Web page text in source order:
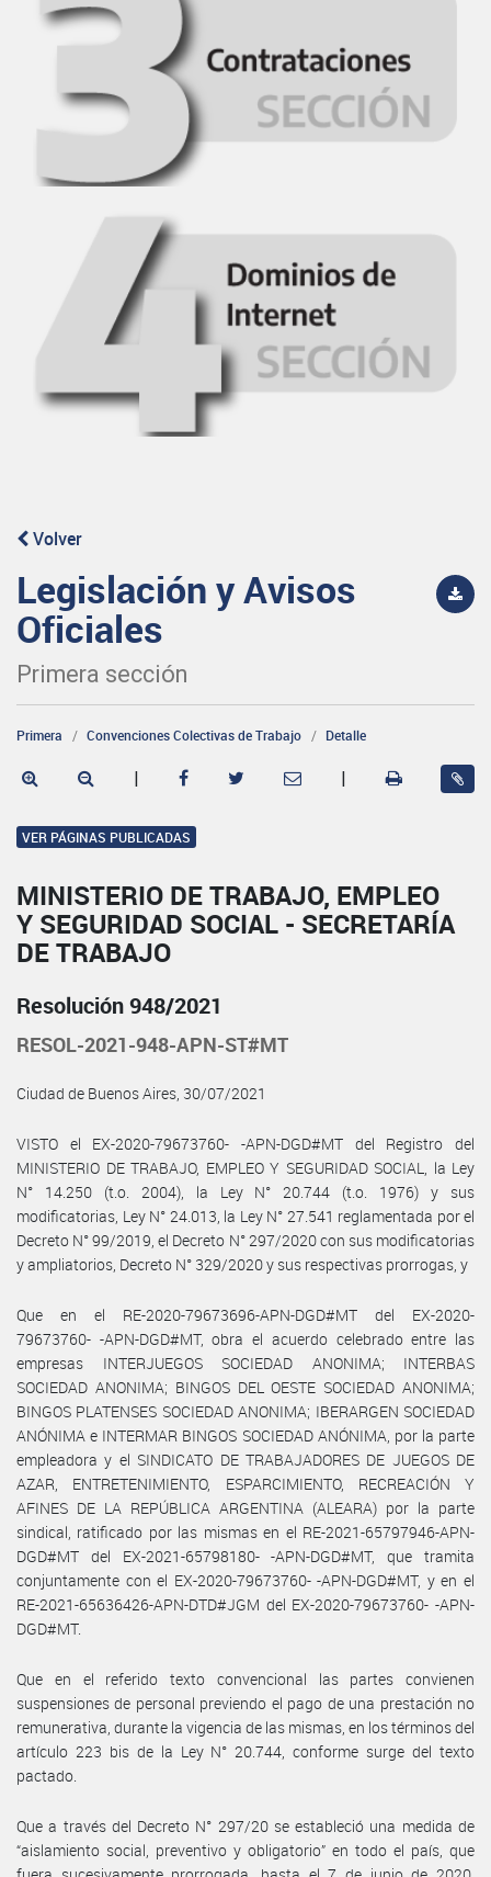
Volver
Legislación y Avisos
Oficiales
Primera sección
Primera Convenciones Colectivas de Trabajo Detalle
| |
VER PÁGINAS PUBLICADAS
MINISTERIO DE TRABAJO, EMPLEO
Y SEGURIDAD SOCIAL - SECRETARÍA
DE TRABAJO
Resolución 948/2021
RESOL-2021-948-APN-ST#MT
Ciudad de Buenos Aires, 30/07/2021
VISTO el EX-2020-79673760- -APN-DGD#MT del Registro del
MINISTERIO DE TRABAJO, EMPLEO Y SEGURIDAD SOCIAL, la Ley
N° 14.250 (t.o. 2004), la Ley N° 20.744 (t.o. 1976) y sus
modificatorias, Ley N° 24.013, la Ley N° 27.541 reglamentada por el
Decreto N° 99/2019, el Decreto N° 297/2020 con sus modificatorias
y ampliatorios, Decreto N° 329/2020 y sus respectivas prorrogas, y
Que en el RE-2020-79673696-APN-DGD#MT del EX-2020-
79673760- -APN-DGD#MT, obra el acuerdo celebrado entre las
empresas INTERJUEGOS SOCIEDAD ANONIMA; INTERBAS
SOCIEDAD ANONIMA; BINGOS DEL OESTE SOCIEDAD ANONIMA;
BINGOS PLATENSES SOCIEDAD ANONIMA; IBERARGEN SOCIEDAD
ANÓNIMA e INTERMAR BINGOS SOCIEDAD ANÓNIMA, por la parte
empleadora y el SINDICATO DE TRABAJADORES DE JUEGOS DE
AZAR, ENTRETENIMIENTO, ESPARCIMIENTO, RECREACIÓN Y
AFINES DE LA REPÚBLICA ARGENTINA (ALEARA) por la parte
sindical, ratificado por las mismas en el RE-2021-65797946-APN-
DGD#MT del EX-2021-65798180- -APN-DGD#MT, que tramita
conjuntamente con el EX-2020-79673760- -APN-DGD#MT, y en el
RE-2021-65636426-APN-DTD#JGM del EX-2020-79673760- -APN-
DGD#MT.
Que en el referido texto convencional las partes convienen
suspensiones de personal previendo el pago de una prestación no
remunerativa, durante la vigencia de las mismas, en los términos del
artículo 223 bis de la Ley N° 20.744, conforme surge del texto
pactado.
Que a través del Decreto N° 297/20 se estableció una medida de
“aislamiento social, preventivo y obligatorio” en todo el país, que